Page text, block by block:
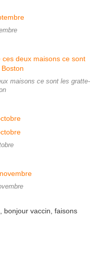
maisons ce sont les gratte-
bonjour vaccin, faisons